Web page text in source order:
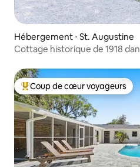
Hébergement ⋅ St. Augustine
Cottage historique de 1918
Coups de cœur voyageurs les
Coup de cœur voyageurs